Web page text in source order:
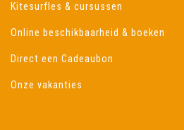
Kitesurfles & cursussen
Online beschikbaarheid & boeken
Direct een Cadeaubon
Onze vakanties